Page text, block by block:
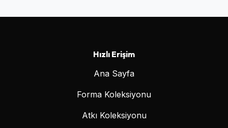
Hızlı Erişim
Ana Sayfa
Forma Koleksiyonu
Atkı Koleksiyonu